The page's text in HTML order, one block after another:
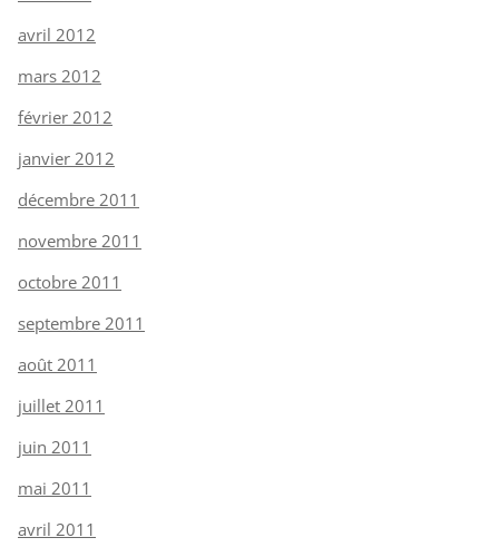
avril 2012
mars 2012
février 2012
janvier 2012
décembre 2011
novembre 2011
octobre 2011
septembre 2011
août 2011
juillet 2011
juin 2011
mai 2011
avril 2011